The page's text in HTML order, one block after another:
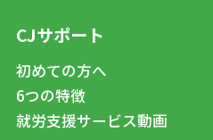
CJサポート
初めての方へ
6つの特徴
就労支援サービス動画